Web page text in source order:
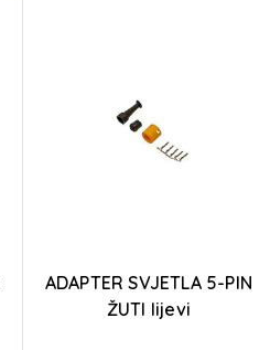
ADAPTER SVJETLA 5-PIN
ŽUTI lijevi